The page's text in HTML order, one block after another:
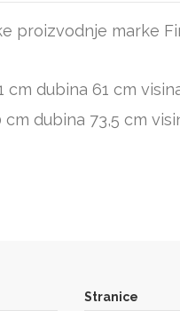
proizvodnje marke
dubina 61 cm
dubina 73,5 cm
Stranice